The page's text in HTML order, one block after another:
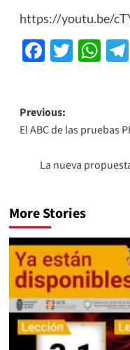
https://youtu.be/
Previous:
El ABC de las pruebas
La nueva
More Stories